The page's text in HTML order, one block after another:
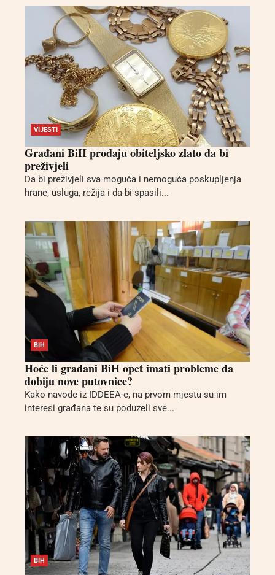
VIJESTI
Građani BiH prodaju obiteljsko zlato da bi
preživjeli
Da bi preživjeli sva moguća i nemoguća poskupljenja
hrane, usluga, režija i da bi spasili...
BIH
Hoće li građani BiH opet imati probleme da
dobiju nove putovnice?
Kako navode iz IDDEEA-e, na prvom mjestu su im
interesi građana te su poduzeli sve...
BIH